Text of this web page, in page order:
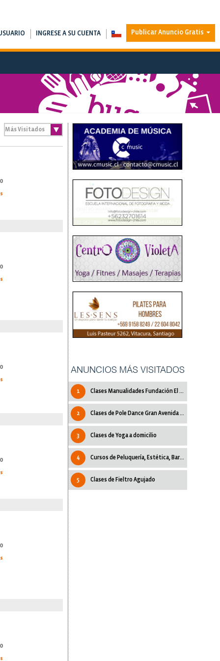
Publicar Anuncio Gratis
INGRESE A SU CUENTA
0
0
0
0
0
0
ANUNCIOS MÁS VISITADOS
1 Clases Manualidades Fundación El Carmen
2 Clases de Pole Dance Gran Avenida LoOvalle
3 Clases de Yoga a domicilio
4 Cursos de Peluquería, Estética, Barberia
5 Clases de Fieltro Agujado